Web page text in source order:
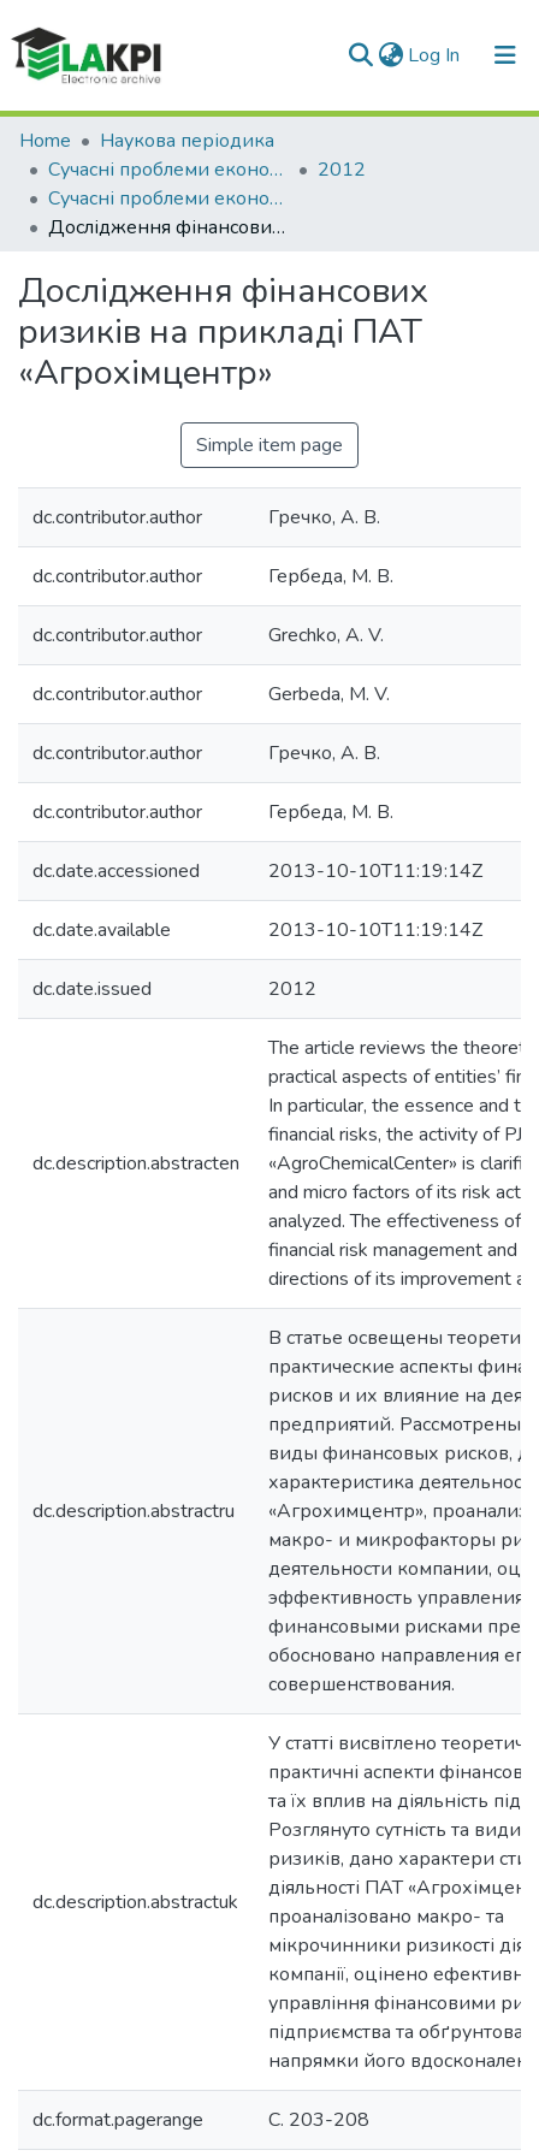
Log In (current)
Communities & Collections
All of DSpace
Statistics
Home
Наукова періодика
Сучасні проблеми економіки і підприємництво
2012
Сучасні проблеми економіки і підприємництво: збірник наукових праць, Вип. 10
Дослідження фінансових ризиків на прикладі ПАТ «Агрохімцентр»
Дослідження фінансових
ризиків на прикладі ПАТ
«Агрохімцентр»
Simple item page
dc.contributor.author Гречко, А. В.
dc.contributor.author Гербеда, М. В.
dc.contributor.author Grechko, A. V.
dc.contributor.author Gerbeda, M. V.
dc.contributor.author Гречко, А. В.
dc.contributor.author Гербеда, М. В.
dc.date.accessioned 2013-10-10T11:19:14Z
dc.date.available 2013-10-10T11:19:14Z
dc.date.issued 2012
dc.description.abstracten
The article reviews the
practical aspects of entities’
In particular, the essence and
financial risks, the activity of
«AgroChemicalCenter» is
and micro factors of its risk
analyzed. The effectiveness of
financial risk management and
directions of its improvement
dc.description.abstractru
В статье освещены
практические аспекты
рисков и их влияние на
предприятий. Рассмотрены
виды финансовых рисков,
характеристика
«Агрохимцентр»,
макро- и микрофакторы
деятельности компании,
эффективность управления
финансовыми рисками
обосновано направления его
совершенствования.
dc.description.abstractuk
У статті висвітлено
практичні аспекти
та їх вплив на діяльність
Розглянуто сутність та види
ризиків, дано характери
діяльності ПАТ
проаналізовано макро- та
мікрочинники ризикості
компанії, оцінено
управління фінансовими
підприємства та
напрямки його
dc.format.pagerange C. 203-208